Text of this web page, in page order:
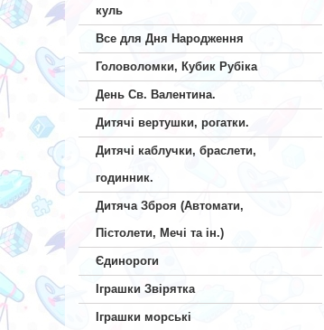
куль
Все для Дня Народження
Головоломки, Кубик Рубіка
День Св. Валентина.
Дитячі вертушки, рогатки.
Дитячі каблучки, браслети,
годинник.
Дитяча Зброя (Автомати,
Пістолети, Мечі та ін.)
Єдинороги
Іграшки Звірятка
Іграшки морські